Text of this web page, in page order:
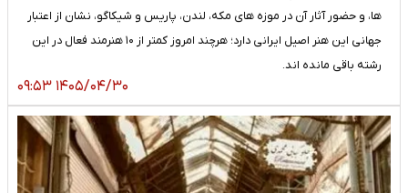
ها، و حضور آثار آن در موزه های مکه، لندن، پاریس و شیکاگو، نشان از اعتبار
جهانی این هنر اصیل ایرانی دارد؛ هرچند امروز کمتر از ۱۰ هنرمند فعال در این
رشته باقی مانده اند.
۱۴۰۵/۰۴/۳۰ ۰۹:۵۳